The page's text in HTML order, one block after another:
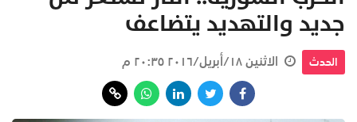
جديد والتهديد يتضاعف
الحدث الاثنين ١٨/أبريل/٢٠١٦ ٢٠:٣٥ م